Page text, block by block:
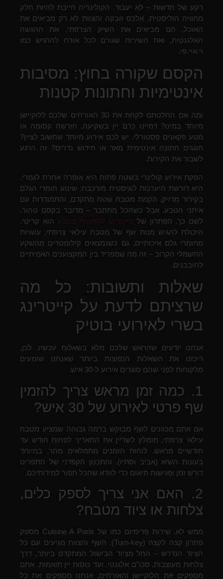
רקע של חדשות – לא יעבוד. הקולינריה חייבת להיות חלק
מחוויה הוליסטית. אלכס זובקה והצוות לא רק מביאים את
האוכל, הם מביאים את השיק הצרפתי, את ההגשה
האלגנטית, ואת השירות שגורם לכל אורח להרגיש כמו
וי.איי.פי.
הקסם שקורה בחוץ: מסיבות
אינטימיות וחתונות קטנות
ומה אם החלטתם לקחת את 30 האורחים שלכם ללוקיישן
מיוחד במינו? דמיינו כרם יין בשקיעה, חורשה קסומה או
מטע פקאנים פסטורלי. יש לכם אירוע מיוחד שחשוב לציין?
חוגגים חתונה אינטימית מאד או חידוש נדרים? זה הרגע
לשבור את הקירות.
הפקת אירוע קולינרי בשטח פתוח היא אופרה אחרת לגמרי.
היא דורשת היערכות לוגיסטית מורכבת: שינוע חומרי הגלם
בקירור מדויק, הקמת מטבח שטח מתקדם, והתמודדות עם
איתני הטבע. אבל כשהכל מתחבר – מדובר בקסם טהור.
לשם כך, הפתרון של קייטרינג לחתונות בטבע הוא קריטי.
היכולת להגיש מנות שף של מטבח עילאי צרפתי, עשויות
מחומרי גלם איכותיים, גם כשנמצאים קילומטרים מהשקע
החשמלי הקרוב – זה מה שמפריד בין המקצוענים האמיתיים
לחובבנים.
שאלות ותשובות: כל מה
שרציתם לדעת על קייטרינג
בשרי לאירועי בוטיק
אנחנו יודעים שהראש שלכם מלא בשאלות עכשיו. לכן,
ריכזנו את השאלות הנפוצות ביותר שאנחנו שומעים
מלקוחות לפני שהם סוגרים אירוע ל-30 איש.
1. כמה זמן מראש צריך להזמין
שף פרטי לאירוע של 30 איש?
אם אתם מכוונים לשף מבוקש ברמה גבוהה שמציע מטבח
עילאי צרפתי, מומלץ לשריין את התאריך לפחות חודש עד
חודשיים מראש. לוחות הזמנים מתמלאים מהר, במיוחד
בעונות השיא (אביב וסתיו), והתכנון הקפדני של התפריט
דורש זמן ופגישות תיאום כדי לוודא שהכל תפור למידותיכם.
2. האם אני צריך לספק כלים,
צלחות או ציוד מטבח?
ממש לא. שירות פרימיום כמו של Cuisine A Paris מספק
פתרון קצה לקצה (Turn-key). השף והצוות מגיעים עם כל
הציוד הנדרש – החל מציוד הבישול המתקדם ביותר, דרך
צלחות מעוצבות, סכו"ם אלגנטי, ועד כוסות יין תואמות. אתם
מספקים את הלוקיישן והאורחים, אנחנו מספקים את כל